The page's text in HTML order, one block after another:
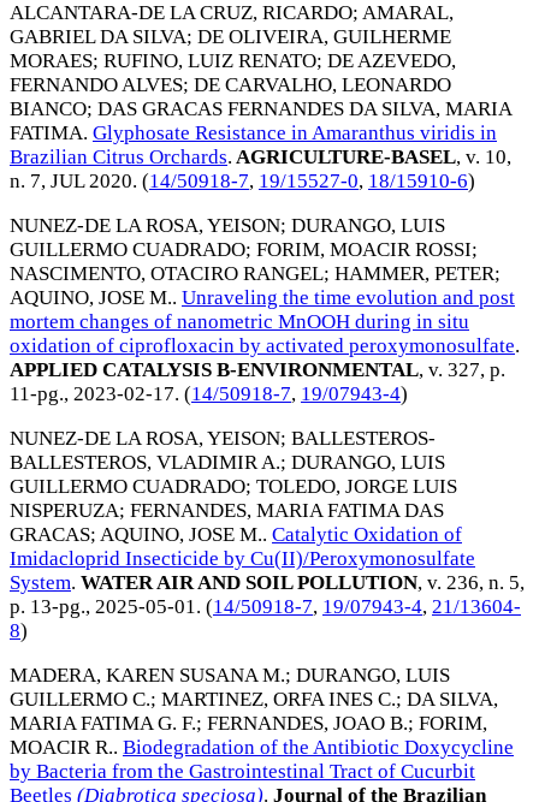
ALCANTARA-DE LA CRUZ, RICARDO; AMARAL,
GABRIEL DA SILVA; DE OLIVEIRA, GUILHERME
MORAES; RUFINO, LUIZ RENATO; DE AZEVEDO,
FERNANDO ALVES; DE CARVALHO, LEONARDO
BIANCO; DAS GRACAS FERNANDES DA SILVA, MARIA
FATIMA. Glyphosate Resistance in Amaranthus viridis in
Brazilian Citrus Orchards. AGRICULTURE-BASEL, v. 10,
n. 7, JUL 2020. (14/50918-7, 19/15527-0, 18/15910-6)
NUNEZ-DE LA ROSA, YEISON; DURANGO, LUIS
GUILLERMO CUADRADO; FORIM, MOACIR ROSSI;
NASCIMENTO, OTACIRO RANGEL; HAMMER, PETER;
AQUINO, JOSE M.. Unraveling the time evolution and post
mortem changes of nanometric MnOOH during in situ
oxidation of ciprofloxacin by activated peroxymonosulfate.
APPLIED CATALYSIS B-ENVIRONMENTAL, v. 327, p.
11-pg., 2023-02-17. (14/50918-7, 19/07943-4)
NUNEZ-DE LA ROSA, YEISON; BALLESTEROS-
BALLESTEROS, VLADIMIR A.; DURANGO, LUIS
GUILLERMO CUADRADO; TOLEDO, JORGE LUIS
NISPERUZA; FERNANDES, MARIA FATIMA DAS
GRACAS; AQUINO, JOSE M.. Catalytic Oxidation of
Imidacloprid Insecticide by Cu(II)/Peroxymonosulfate
System. WATER AIR AND SOIL POLLUTION, v. 236, n. 5,
p. 13-pg., 2025-05-01 . (14/50918-7, 19/07943-4, 21/13604-
8)
MADERA, KAREN SUSANA M.; DURANGO, LUIS
GUILLERMO C.; MARTINEZ, ORFA INES C.; DA SILVA,
MARIA FATIMA G. F.; FERNANDES, JOAO B.; FORIM,
MOACIR R.. Biodegradation of the Antibiotic Doxycycline
by Bacteria from the Gastrointestinal Tract of Cucurbit
Beetles (Diabrotica speciosa). Journal of the Brazilian